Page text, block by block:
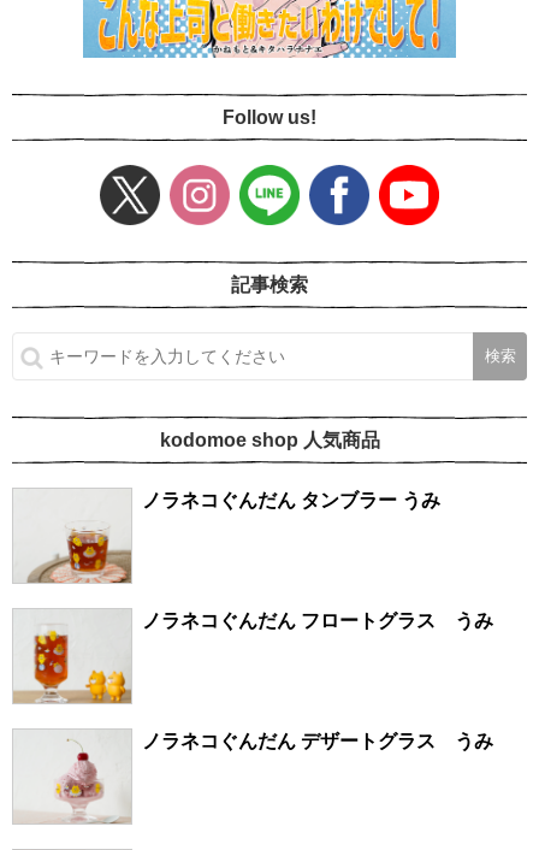
Follow us!
記事検索
kodomoe shop 人気商品
ノラネコぐんだん タンブラー うみ
ノラネコぐんだん フロートグラス うみ
ノラネコぐんだん デザートグラス うみ